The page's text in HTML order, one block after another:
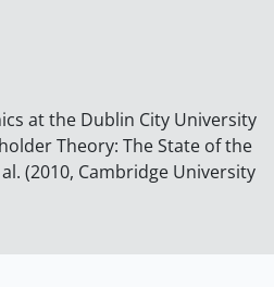
at the Dublin City University
Theory: The State of the
(2010, Cambridge University